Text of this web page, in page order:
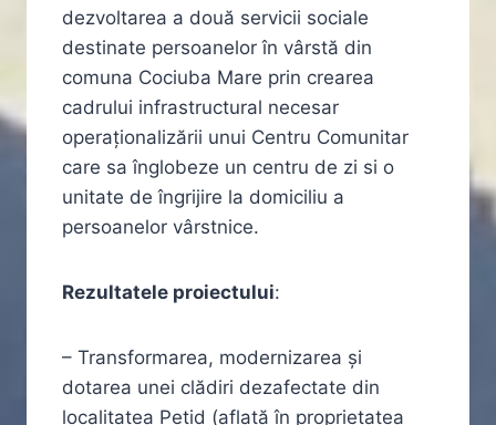
dezvoltarea a două servicii sociale
destinate persoanelor în vârstă din
comuna Cociuba Mare prin crearea
cadrului infrastructural necesar
operaționalizării unui Centru Comunitar
care sa înglobeze un centru de zi si o
unitate de îngrijire la domiciliu a
persoanelor vârstnice.
Rezultatele proiectului:
– Transformarea, modernizarea și
dotarea unei clădiri dezafectate din
localitatea Petid (aflată în proprietatea